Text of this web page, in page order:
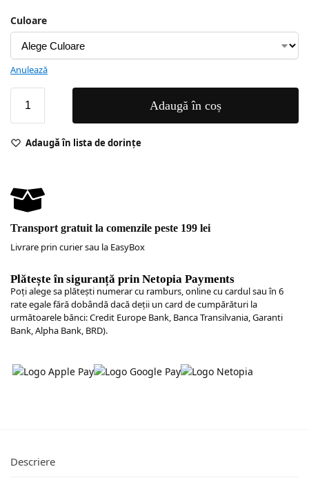
Culoare
Anulează
Adaugă în coș
Adaugă în lista de dorințe
Transport gratuit la comenzile peste 199 lei
Livrare prin curier sau la EasyBox
Plătește în siguranță prin Netopia Payments
Poţi alege sa plăteşti numerar cu ramburs, online cu cardul sau în 6
rate egale fără dobândă dacă deții un card de cumpărături la
următoarele bănci: Credit Europe Bank, Banca Transilvania, Garanti
Bank, Alpha Bank, BRD).
Descriere